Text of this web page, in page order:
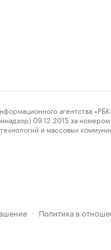
агентства «РБК»
09.12.2015 за
и массовых
· Политика в